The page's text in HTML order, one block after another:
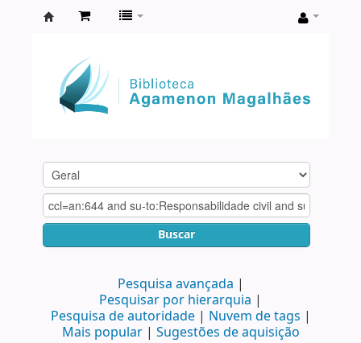
Agamenon
Magalhães
Buscar
Pesquisa avançada
Pesquisar por hierarquia
Pesquisa de autoridade
Nuvem de tags
Mais popular
Sugestões de aquisição